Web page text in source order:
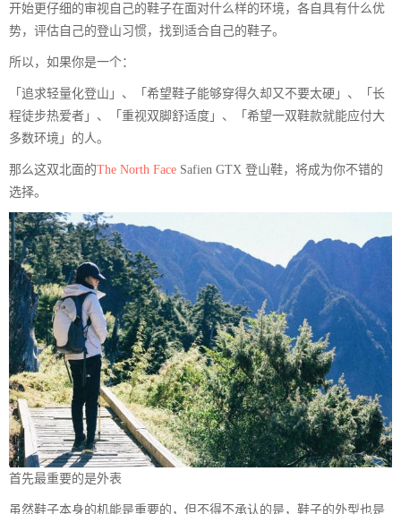
开始更仔细的审视自己的鞋子在面对什么样的环境，各自具有什么优
势，评估自己的登山习惯，找到适合自己的鞋子。
所以，如果你是一个：
「追求轻量化登山」、「希望鞋子能够穿得久却又不要太硬」、「长
程徒步热爱者」、「重视双脚舒适度」、「希望一双鞋款就能应付大
多数环境」的人。
那么这双北面的The North Face Safien GTX 登山鞋，将成为你不错的
选择。
首先最重要的是外表
虽然鞋子本身的机能是重要的，但不得不承认的是，鞋子的外型也是